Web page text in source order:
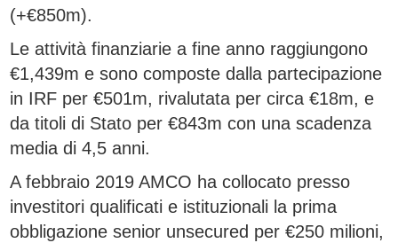
(+€850m).
Le attività finanziarie a fine anno raggiungono
€1,439m e sono composte dalla partecipazione
in IRF per €501m, rivalutata per circa €18m, e
da titoli di Stato per €843m con una scadenza
media di 4,5 anni.
A febbraio 2019 AMCO ha collocato presso
investitori qualificati e istituzionali la prima
obbligazione senior unsecured per €250 milioni,